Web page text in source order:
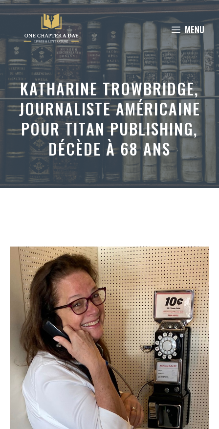
Aller
contenu
MENU
KATHARINE TROWBRIDGE,
JOURNALISTE AMÉRICAINE
POUR TITAN PUBLISHING,
DÉCÈDE À 68 ANS